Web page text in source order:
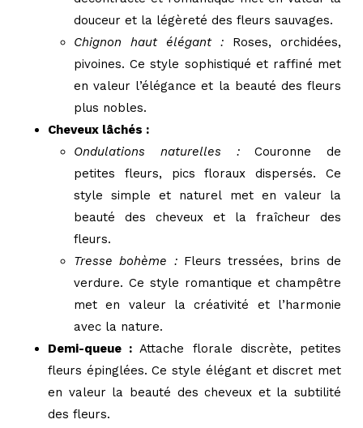
douceur et la légèreté des fleurs sauvages.
Chignon haut élégant : Roses, orchidées,
pivoines. Ce style sophistiqué et raffiné met
en valeur l’élégance et la beauté des fleurs
plus nobles.
Cheveux lâchés :
Ondulations naturelles :Couronne de
petites fleurs, pics floraux dispersés. Ce
style simple et naturel met en valeur la
beauté des cheveux et la fraîcheur des
fleurs.
Tresse bohème : Fleurs tressées, brins de
verdure. Ce style romantique et champêtre
met en valeur la créativité et l’harmonie
avec la nature.
Demi-queue :Attache florale discrète, petites
fleurs épinglées. Ce style élégant et discret met
en valeur la beauté des cheveux et la subtilité
des fleurs.